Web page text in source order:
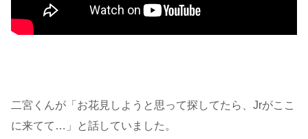
二宮くんが「お花見しようと思って探してたら、Jrがここ
に来てて…」と話していました。